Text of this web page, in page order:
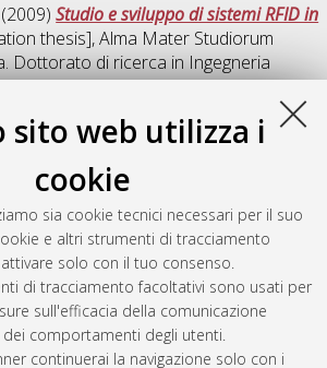
sito web utilizza i
cookie
sia cookie tecnici necessari per il suo
e altri strumenti di tracciamento
solo con il tuo consenso.
di tracciamento facoltativi sono usati per
sull'efficacia della comunicazione
comportamenti degli utenti.
continuerai la navigazione solo con i
(2009)Studio e sviluppo di sistemi RFID in
thesis], Alma Mater Studiorum
Dottorato di ricerca in Ingegneria
e delle telecomunicazioni, 21 Ciclo.
(2007)
Multidimensional
MIMO Radio Channel
Università di Bologna.
Ingegneria elettronica, informatica e
, 19 Ciclo. DOI
409.
generata ilFri Aug 7 20:46:37 2026 CEST